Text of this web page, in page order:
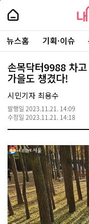
본
로
가
내
손
안
에
서
울
-
서
울
시
대
표
소
통
포
내
손
에
울
주
요
서
뉴스홈 기획·이슈
손목닥터9988 차
가을도 챙겼다!
시민기자 최용수
발행일 2023.11.21. 14:09
수정일 2023.11.21. 14:18
페
상
단
로